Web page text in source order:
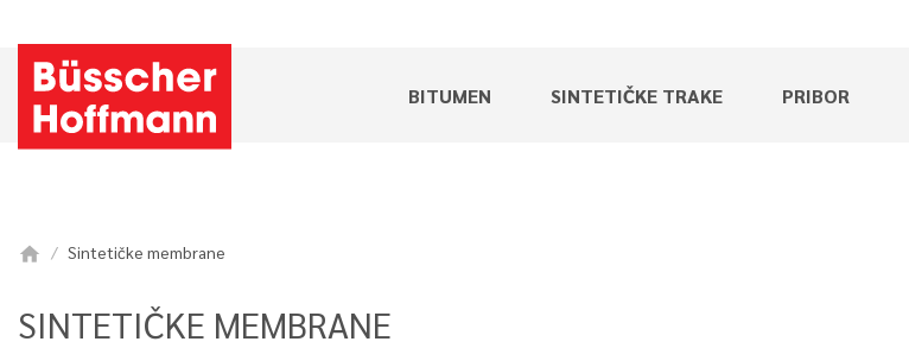
BITUMEN SINTETIČKE TRAKE PRIBOR
home Sintetičke membrane
SINTETIČKE MEMBRANE